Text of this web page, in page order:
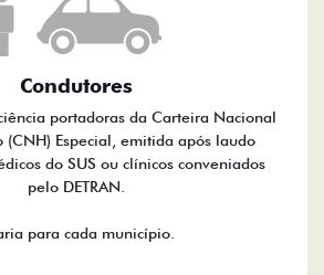
Condutores
portadoras da Carteira Nacional
Especial, emitida após laudo
do SUS ou clínicos conveniados
pelo DETRAN.
para cada município.